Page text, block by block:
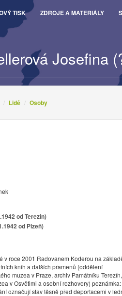
TISK ZDROJE A MATERIÁLY
Josefina
Lidé Osoby
od Terezín)
od Plzeň)
v roce 2001 Radovanem Koderou na
knih a dalších pramenů (oddělení
muzea v Praze, archiv Památníku Terezín,
v Osvětimi a osobní rozhovory) poznámka:
označují stav těsně před deportacemi v